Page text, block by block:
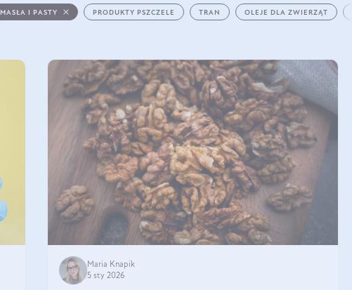
MASŁA I PASTY PRODUKTY PSZCZELE TRAN OLEJE DLA ZWIERZĄT
Maria Knapik
5 sty 2026